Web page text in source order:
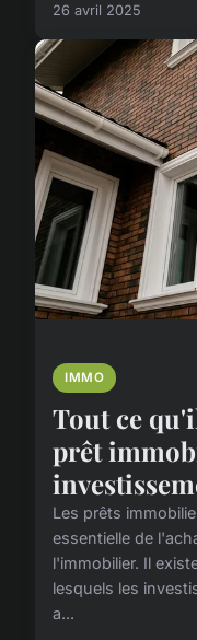
26 avril 2025
IMMO
Tout ce
prêt
Les prêts
essentielle de
l'immobilier. Il
lesquels les
a...